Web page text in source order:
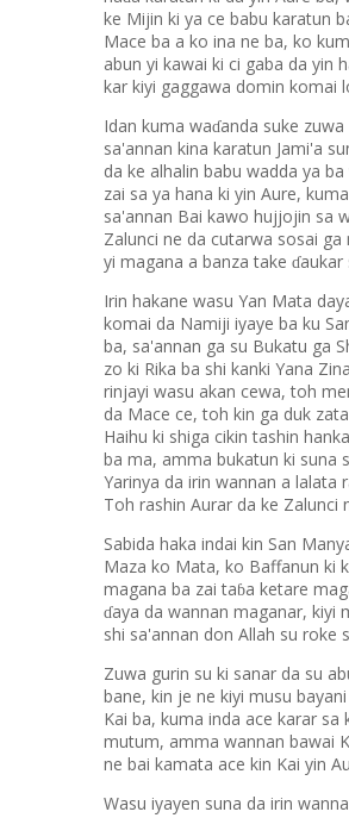
ke Mijin ki ya ce babu karatun
Mace ba a ko ina ne ba, ko
abun yi kawai ki ci gaba da yin
kar kiyi gaggawa domin komai
Idan kuma waɗanda suke
sa'annan kina karatun Jami'a
da ke alhalin babu wadda ya
zai sa ya hana ki yin Aure,
sa'annan Bai kawo hujjojin sa
Zalunci ne da cutarwa sosai
yi magana a banza take ɗaukar
Irin hakane wasu Yan Mata
komai da Namiji iyaye ba ku
ba, sa'annan ga su Bukatu ga
zo ki Rika ba shi kanki Yana
rinjayi wasu akan cewa, toh
da Mace ce, toh kin ga duk
Haihu ki shiga cikin tashin
ba ma, amma bukatun ki suna
Yarinya da irin wannan a lalata
Toh rashin Aurar da ke Zalunci
Sabida haka indai kin San
Maza ko Mata, ko Baffanun ki
magana ba zai taɓa ketare
ɗaya da wannan maganar, kiyi
shi sa'annan don Allah su roke
Zuwa gurin su ki sanar da su
bane, kin je ne kiyi musu
Kai ba, kuma inda ace karar
mutum, amma wannan bawai
ne bai kamata ace kin Kai yin
Wasu iyayen suna da irin